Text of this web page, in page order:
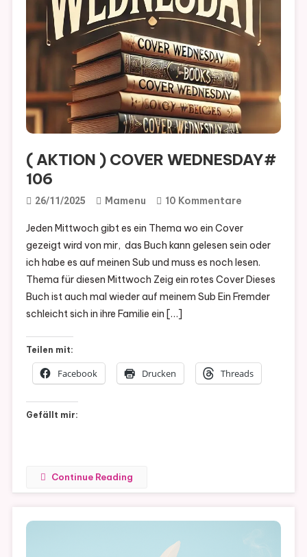
( AKTION ) COVER WEDNESDAY#
106
26/11/2025 Mamenu 10 KommentareZu
AKTION
)
COVER
106
Jeden Mittwoch gibt es ein Thema wo ein Cover
gezeigt wird von mir, das Buch kann gelesen sein oder
ich habe es auf meinen Sub und muss es noch lesen.
Thema für diesen Mittwoch Zeig ein rotes Cover Dieses
Buch ist auch mal wieder auf meinem Sub Ein Fremder
schleicht sich in ihre Familie ein […]
Teilen mit:
Facebook Drucken Threads
Gefällt mir:
Continue Reading